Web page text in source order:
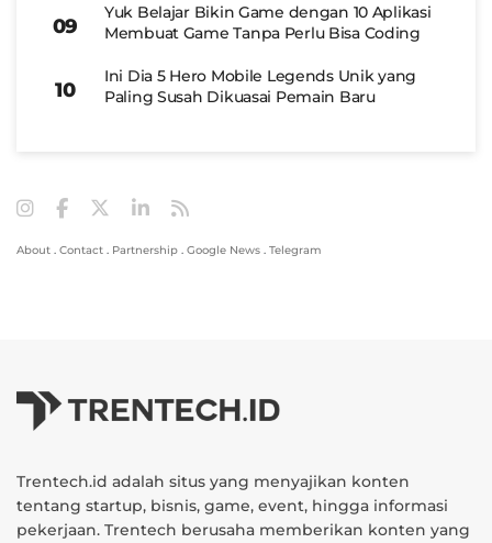
Yuk Belajar Bikin Game dengan 10 Aplikasi
Membuat Game Tanpa Perlu Bisa Coding
Ini Dia 5 Hero Mobile Legends Unik yang
Paling Susah Dikuasai Pemain Baru
About . Contact . Partnership . Google News . Telegram
Trentech.id adalah situs yang menyajikan konten
tentang startup, bisnis, game, event, hingga informasi
pekerjaan. Trentech berusaha memberikan konten yang